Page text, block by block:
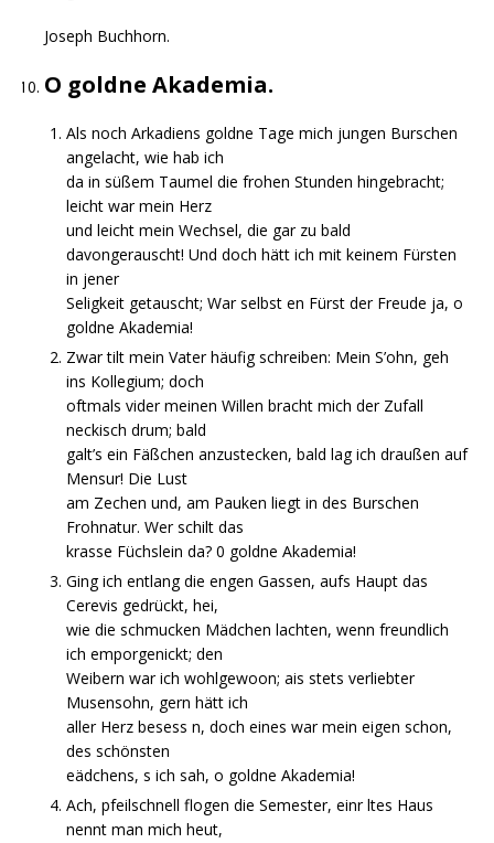
Joseph Buchhorn.
O goldne Akademia.
Als noch Arkadiens goldne Tage mich jungen Burschen
angelacht, wie hab ich
da in süßem Taumel die frohen Stunden hingebracht;
leicht war mein Herz
und leicht mein Wechsel, die gar zu bald
davongerauscht! Und doch hätt ich mit keinem Fürsten
in jener
Seligkeit getauscht; War selbst en Fürst der Freude ja, o
goldne Akademia!
Zwar tilt mein Vater häufig schreiben: Mein S’ohn, geh
ins Kollegium; doch
oftmals vider meinen Willen bracht mich der Zufall
neckisch drum; bald
galt’s ein Fäßchen anzustecken, bald lag ich draußen auf
Mensur! Die Lust
am Zechen und, am Pauken liegt in des Burschen
Frohnatur. Wer schilt das
krasse Füchslein da? 0 goldne Akademia!
Ging ich entlang die engen Gassen, aufs Haupt das
Cerevis gedrückt, hei,
wie die schmucken Mädchen lachten, wenn freundlich
ich emporgenickt; den
Weibern war ich wohlgewoon; ais stets verliebter
Musensohn, gern hätt ich
aller Herz besess n, doch eines war mein eigen schon,
des schönsten
eädchens, s ich sah, o goldne Akademia!
Ach, pfeilschnell flogen die Semester, einr ltes Haus
nennt man mich heut,